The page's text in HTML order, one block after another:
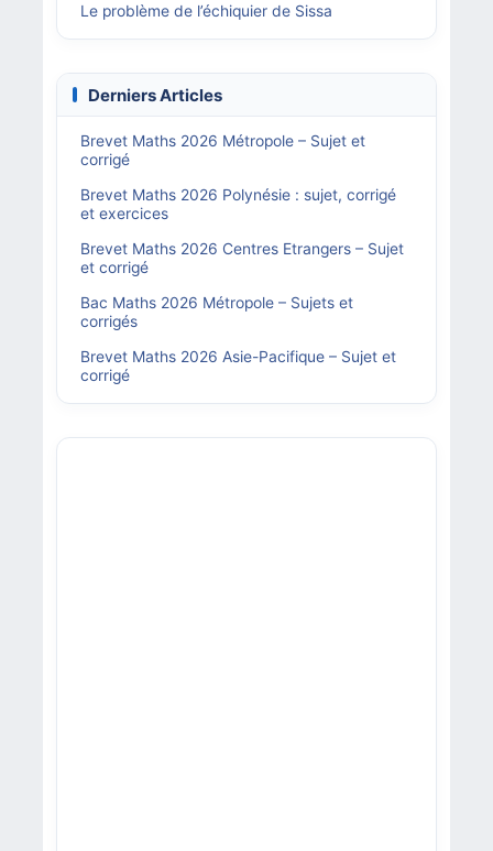
Le problème de l’échiquier de Sissa
Derniers Articles
Brevet Maths 2026 Métropole – Sujet et
corrigé
Brevet Maths 2026 Polynésie : sujet, corrigé
et exercices
Brevet Maths 2026 Centres Etrangers – Sujet
et corrigé
Bac Maths 2026 Métropole – Sujets et
corrigés
Brevet Maths 2026 Asie-Pacifique – Sujet et
corrigé